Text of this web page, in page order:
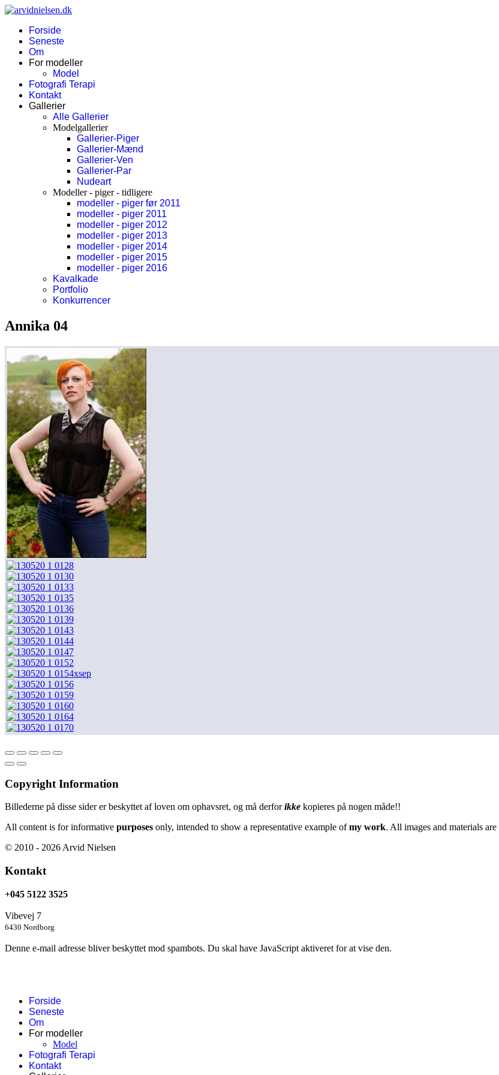
Forside
Seneste
Om
For modeller
Model
Fotografi Terapi
Kontakt
Gallerier
Alle Gallerier
Modelgallerier
Gallerier-Piger
Gallerier-Mænd
Gallerier-Ven
Gallerier-Par
Nudeart
Modeller - piger - tidligere
modeller - piger før 2011
modeller - piger 2011
modeller - piger 2012
modeller - piger 2013
modeller - piger 2014
modeller - piger 2015
modeller - piger 2016
Kavalkade
Portfolio
Konkurrencer
Annika 04
Copyright Information
Billederne på disse sider er beskyttet af loven om ophavsret, og må derforikke kopieres på nogen måde!!
All content is for informative purposes only, intended to show a representative example ofmy work. All images and materials
© 2010 - 2026 Arvid Nielsen
Kontakt
+045 5122 3525
Vibevej 7
6430 Nordborg
Denne e-mail adresse bliver beskyttet mod spambots. Du skal have JavaScript aktiveret for at vise den.
Forside
Seneste
Om
For modeller
Model
Fotografi Terapi
Kontakt